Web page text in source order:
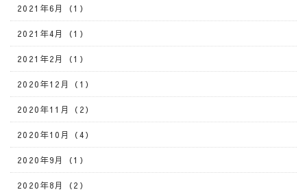
2021年6月（1）
2021年4月（1）
2021年2月（1）
2020年12月（1）
2020年11月（2）
2020年10月（4）
2020年9月（1）
2020年8月（2）